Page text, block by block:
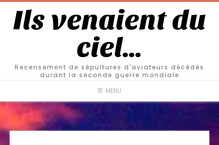
Ils venaient du
ciel…
Recensement de sépultures d'aviateurs décédés
durant la seconde guerre mondiale
MENU